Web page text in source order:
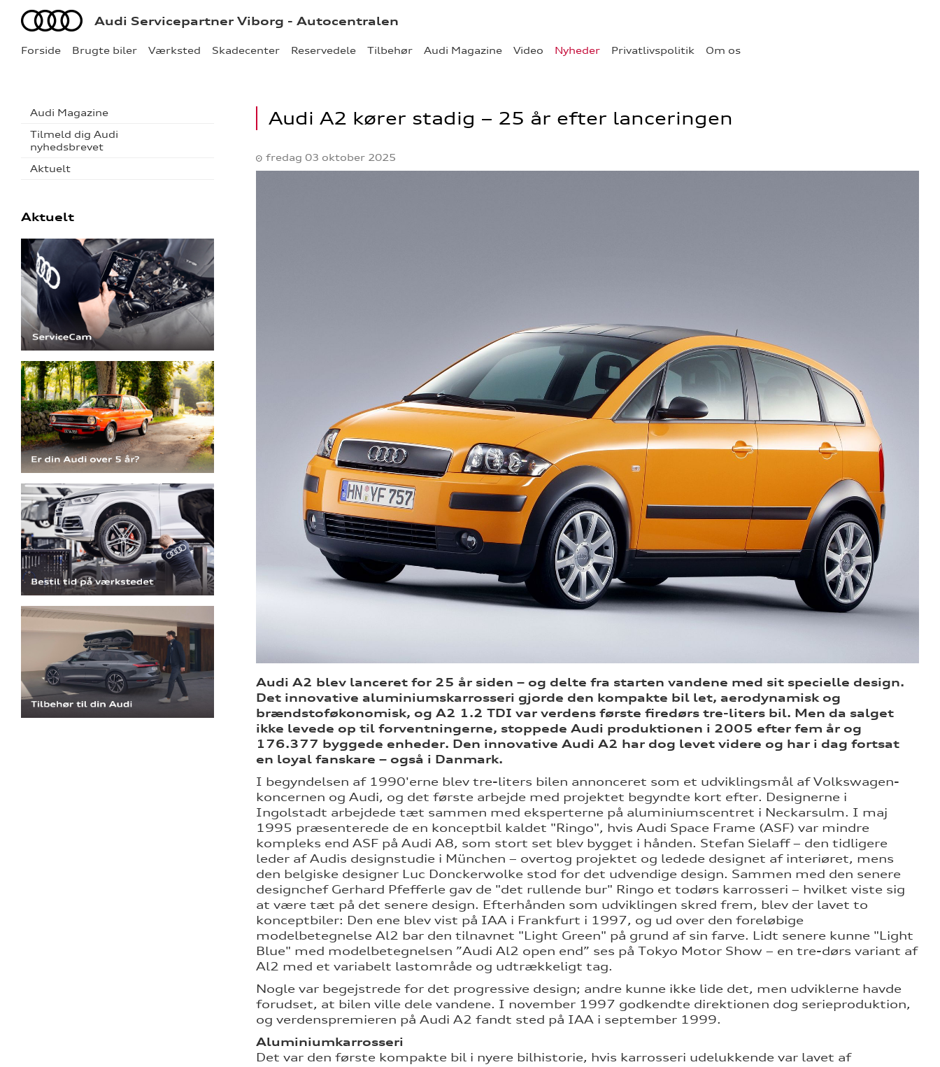
Forside Brugte biler Værksted Skadecenter Reservedele Tilbehør Audi Magazine Video Nyheder Privatlivspolitik Om os
Audi Audi Servicepartner Viborg - Autocentralen
Audi Magazine
Tilmeld dig Audi
nyhedsbrevet
Aktuelt
Aktuelt
Audi A2 kører stadig – 25 år efter lanceringen
fredag 03 oktober 2025
Audi A2 blev lanceret for 25 år siden – og delte fra starten vandene med sit specielle design.
Det innovative aluminiumskarrosseri gjorde den kompakte bil let, aerodynamisk og
brændstoføkonomisk, og A2 1.2 TDI var verdens første firedørs tre-liters bil. Men da salget
ikke levede op til forventningerne, stoppede Audi produktionen i 2005 efter fem år og
176.377 byggede enheder. Den innovative Audi A2 har dog levet videre og har i dag fortsat
en loyal fanskare – også i Danmark.
I begyndelsen af 1990'erne blev tre-liters bilen annonceret som et udviklingsmål af Volkswagen-
koncernen og Audi, og det første arbejde med projektet begyndte kort efter. Designerne i
Ingolstadt arbejdede tæt sammen med eksperterne på aluminiumscentret i Neckarsulm. I maj
1995 præsenterede de en konceptbil kaldet "Ringo", hvis Audi Space Frame (ASF) var mindre
kompleks end ASF på Audi A8, som stort set blev bygget i hånden. Stefan Sielaff – den tidligere
leder af Audis designstudie i München – overtog projektet og ledede designet af interiøret, mens
den belgiske designer Luc Donckerwolke stod for det udvendige design. Sammen med den senere
designchef Gerhard Pfefferle gav de "det rullende bur" Ringo et todørs karrosseri – hvilket viste sig
at være tæt på det senere design. Efterhånden som udviklingen skred frem, blev der lavet to
konceptbiler: Den ene blev vist på IAA i Frankfurt i 1997, og ud over den foreløbige
modelbetegnelse Al2 bar den tilnavnet "Light Green" på grund af sin farve. Lidt senere kunne "Light
Blue" med modelbetegnelsen ”Audi Al2 open end” ses på Tokyo Motor Show – en tre-dørs variant af
Al2 med et variabelt lastområde og udtrækkeligt tag.
Nogle var begejstrede for det progressive design; andre kunne ikke lide det, men udviklerne havde
forudset, at bilen ville dele vandene. I november 1997 godkendte direktionen dog serieproduktion,
og verdenspremieren på Audi A2 fandt sted på IAA i september 1999.
Aluminiumkarrosseri
Det var den første kompakte bil i nyere bilhistorie, hvis karrosseri udelukkende var lavet af